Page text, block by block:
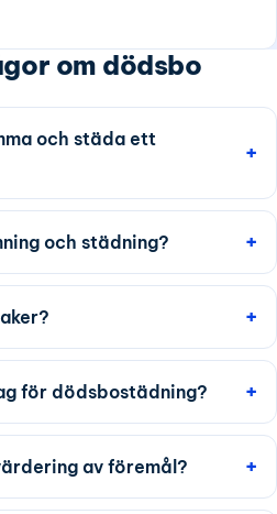
om dödsbo
och städa ett
och städning?
för dödsbostädning?
av föremål?